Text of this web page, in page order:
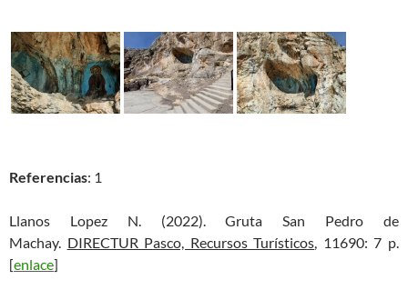
Referencias: 1
Llanos Lopez N. (2022). Gruta San Pedro de
Machay. DIRECTUR Pasco, Recursos Turísticos, 11690: 7 p.
[enlace]